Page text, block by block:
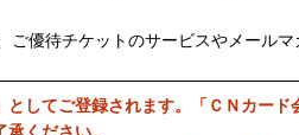
優待チケットのサービスやメールマ
してご登録されます。「ＣＮカー